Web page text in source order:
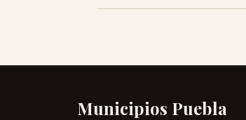
Municipios Puebla